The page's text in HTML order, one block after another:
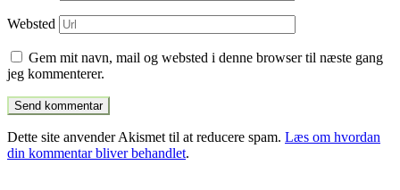
Websted
Gem mit navn, mail og websted i denne browser til næste gang
jeg kommenterer.
Dette site anvender Akismet til at reducere spam. Læs om hvordan
din kommentar bliver behandlet.